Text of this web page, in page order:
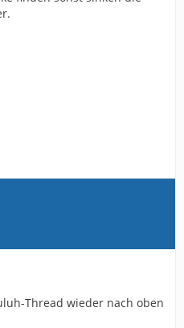
Thread wieder nach oben